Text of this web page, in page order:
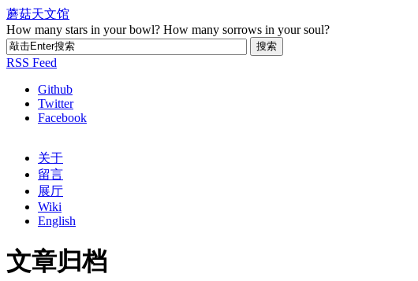
蘑菇天文馆
How many stars in your bowl? How many sorrows in your soul?
RSS Feed
Github
Twitter
Facebook
关于
留言
展厅
Wiki
English
文章归档